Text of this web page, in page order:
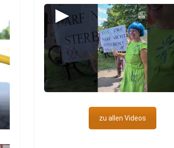
▶
zu allen Videos